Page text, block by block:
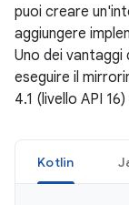
puoi creare
aggiungere
Uno dei
eseguire il
4.1 (livello API
Kotlin